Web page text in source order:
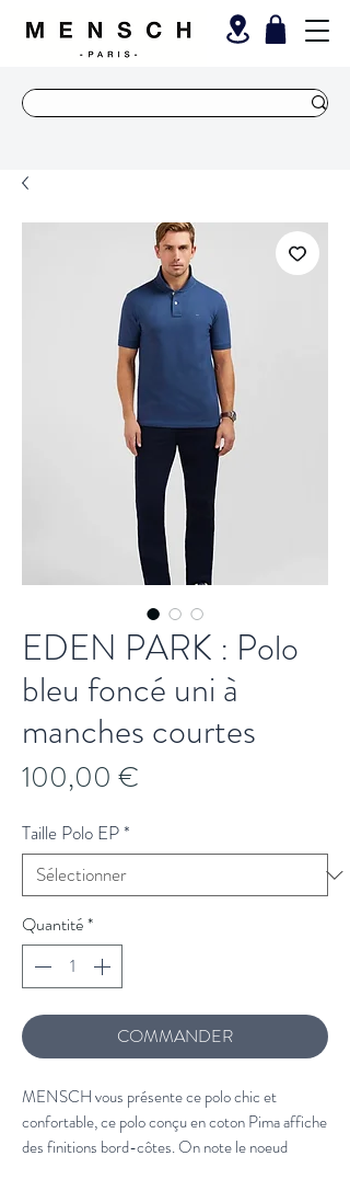
EDEN PARK : Polo
bleu foncé uni à
manches courtes
100,00 €
Taille Polo EP*
Quantité*
COMMANDER
MENSCH vous présente ce polo chic et
confortable, ce polo conçu en coton Pima affiche
des finitions bord-côtes. On note le noeud